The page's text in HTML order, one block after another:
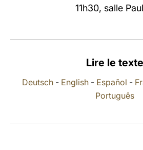
11h30, salle
Lire le texte
Deutsch- English- Español -
Português